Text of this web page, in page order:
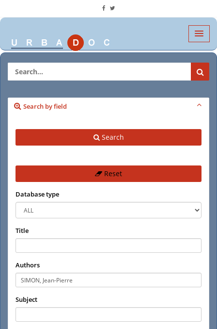
Search by field
Search
Reset
Database type
Title
Authors
Subject